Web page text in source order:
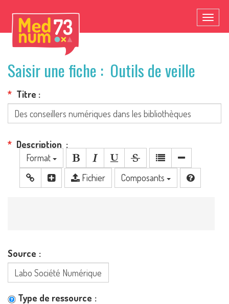
Saisir une fiche : Outils de veille
Titre
Description
Format
Fichier
Composants
Source
Type de ressource